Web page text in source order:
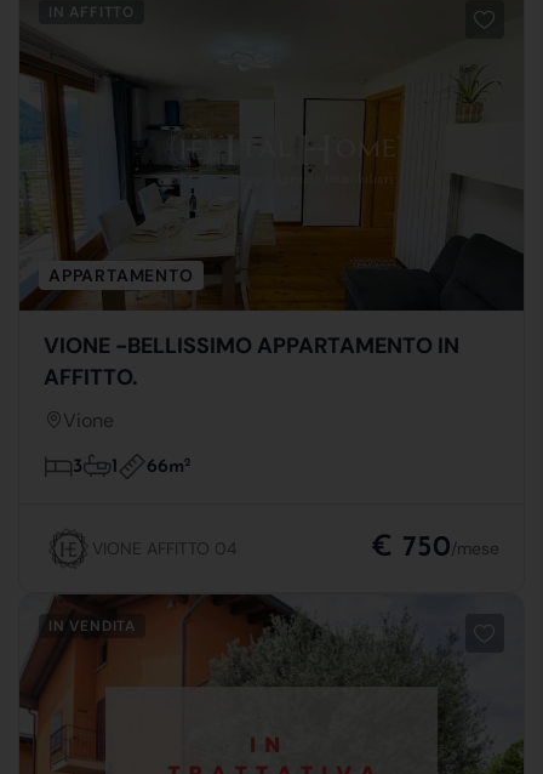
IN AFFITTO
APPARTAMENTO
VIONE -BELLISSIMO APPARTAMENTO IN
AFFITTO.
Vione
3 1 66m2
VIONE AFFITTO 04 € 750/mese
IN VENDITA